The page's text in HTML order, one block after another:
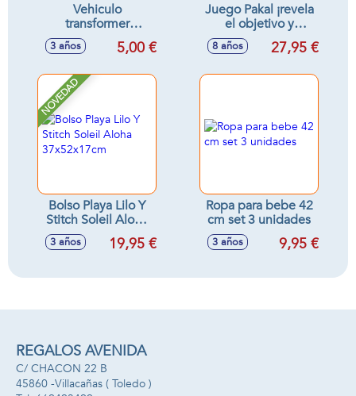
Vehiculo
transformer
fricción, escala 1:55
11'8x7x5'8cm
3 años 5,00 €
Juego Pakal ¡revela
el objetivo y
encuentra los
símbolos!
8 años 27,95 €
NOVEDAD
Bolso Playa Lilo Y
Stitch Soleil Aloha
37x52x17cm
3 años 19,95 €
Ropa para bebe 42
cm set 3 unidades
3 años 9,95 €
REGALOS AVENIDA
C/ CHACON 22 B
45860 -Villacañas ( Toledo )